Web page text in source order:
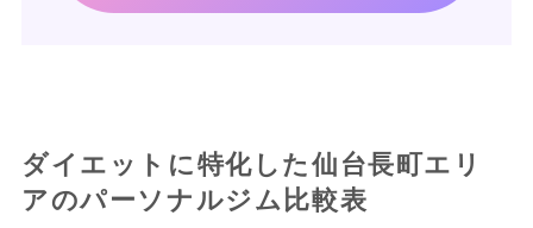
ダイエットに特化した仙台長町エリ
アのパーソナルジム比較表